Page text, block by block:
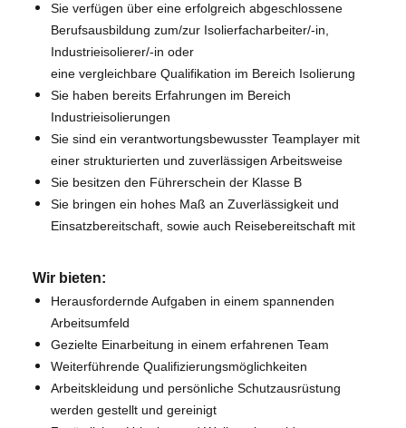
Sie verfügen über eine erfolgreich abgeschlossene
Berufsausbildung zum/zur Isolierfacharbeiter/-in,
Industrieisolierer/-in oder
eine vergleichbare Qualifikation im Bereich Isolierung
Sie haben bereits Erfahrungen im Bereich
Industrieisolierungen
Sie sind ein verantwortungsbewusster Teamplayer mit
einer strukturierten und zuverlässigen Arbeitsweise
Sie besitzen den Führerschein der Klasse B
Sie bringen ein hohes Maß an Zuverlässigkeit und
Einsatzbereitschaft, sowie auch Reisebereitschaft mit
Wir bieten:
Herausfordernde Aufgaben in einem spannenden
Arbeitsumfeld
Gezielte Einarbeitung in einem erfahrenen Team
Weiterführende Qualifizierungsmöglichkeiten
Arbeitskleidung und persönliche Schutzausrüstung
werden gestellt und gereinigt